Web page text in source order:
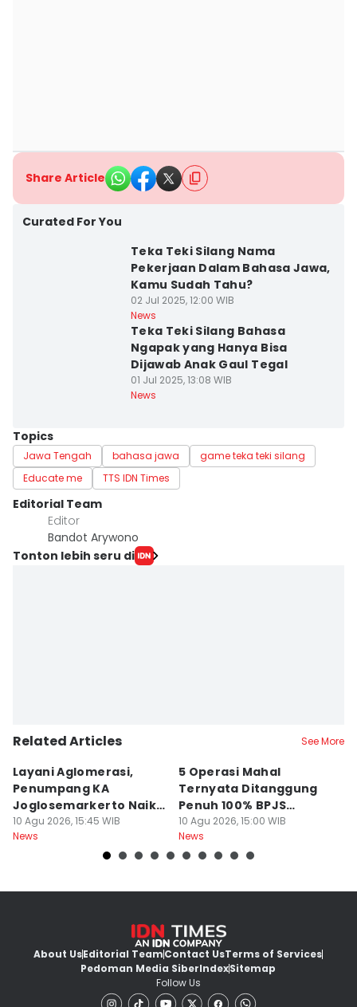
Share Article
Curated For You
Teka Teki Silang Nama
Pekerjaan Dalam Bahasa Jawa,
Kamu Sudah Tahu?
02 Jul 2025, 12:00 WIB
News
Teka Teki Silang Bahasa
Ngapak yang Hanya Bisa
Dijawab Anak Gaul Tegal
01 Jul 2025, 13:08 WIB
News
Topics
Jawa Tengah bahasa jawa
game teka teki silang
Educate me
TTS IDN Times
Editorial Team
Editor
Bandot Arywono
Tonton lebih seru di
Related Articles See More
Layani Aglomerasi,
Penumpang KA
Joglosemarkerto Naik
10,29 Persen
10 Agu 2026, 15:45 WIB
News
5 Operasi Mahal
Ternyata Ditanggung
Penuh 100% BPJS
Kesehatan, Termasuk
Pasang Ring Jantung
10 Agu 2026, 15:00 WIB
News
About UsEditorial TeamContact UsTerms of Services
Pedoman Media SiberIndexSitemap
Follow Us